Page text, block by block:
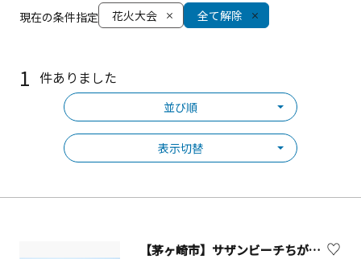
現在の条件指定 花火大会 全て解除
1 件ありました
並び順
表示切替
【茅ヶ崎市】サザンビーチちがさき海水浴場